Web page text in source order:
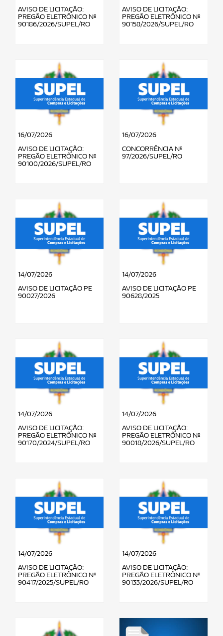
AVISO DE LICITAÇÃO:
PREGÃO ELETRÔNICO Nº
90186/2026/SUPEL/RO
AVISO DE LICITAÇÃO:
PREGÃO ELETRÔNICO Nº
90158/2026/SUPEL/RO
16/07/2026
AVISO DE LICITAÇÃO:
PREGÃO ELETRÔNICO Nº
90100/2026/SUPEL/RO
16/07/2026
CONCORRÊNCIA Nº
97/2026/SUPEL/RO
14/07/2026
AVISO DE LICITAÇÃO PE
90027/2026
14/07/2026
AVISO DE LICITAÇÃO PE
90628/2025
14/07/2026
AVISO DE LICITAÇÃO:
PREGÃO ELETRÔNICO Nº
90170/2024/SUPEL/RO
14/07/2026
AVISO DE LICITAÇÃO:
PREGÃO ELETRÔNICO Nº
90018/2026/SUPEL/RO
14/07/2026
AVISO DE LICITAÇÃO:
PREGÃO ELETRÔNICO Nº
90417/2025/SUPEL/RO
14/07/2026
AVISO DE LICITAÇÃO:
PREGÃO ELETRÔNICO Nº
90133/2026/SUPEL/RO